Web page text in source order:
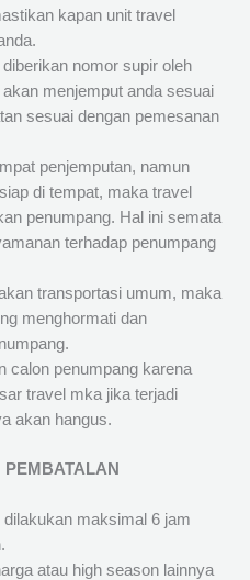
kapan unit travel
nomor supir oleh
menjemput anda sesuai
sesuai dengan pemesanan
penjemputan, namun
di tempat, maka travel
penumpang. Hal ini semata
terhadap penumpang
transportasi umum, maka
menghormati dan
calon penumpang karena
travel mka jika terjadi
akan hangus.
dilakukan maksimal 6 jam
atau high season lainnya